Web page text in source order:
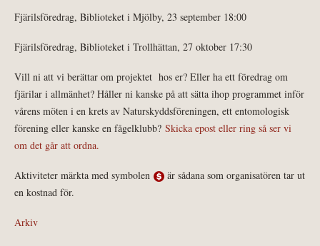
Fjärilsföredrag, Biblioteket i Mjölby, 23 september 18:00
Fjärilsföredrag, Biblioteket i Trollhättan, 27 oktober 17:30
Vill ni att vi berättar om projektet hos er? Eller ha ett föredrag om
fjärilar i allmänhet? Håller ni kanske på att sätta ihop programmet inför
vårens möten i en krets av Naturskyddsföreningen, ett entomologisk
förening eller kanske en fågelklubb? Skicka epost eller ring så ser vi
om det går att ordna.
Aktiviteter märkta med symbolen
är sådana som organisatören tar ut
en kostnad för.
Arkiv